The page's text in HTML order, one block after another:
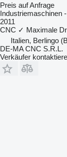
Preis auf Anfrage
Industriemaschinen
2011
CNC ✓ Maximale
Italien, Berlingo
DE-MA CNC S.R.L.
Verkäufer